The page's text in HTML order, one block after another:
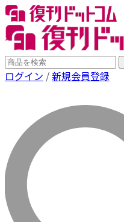
ログイン /新規会員登録